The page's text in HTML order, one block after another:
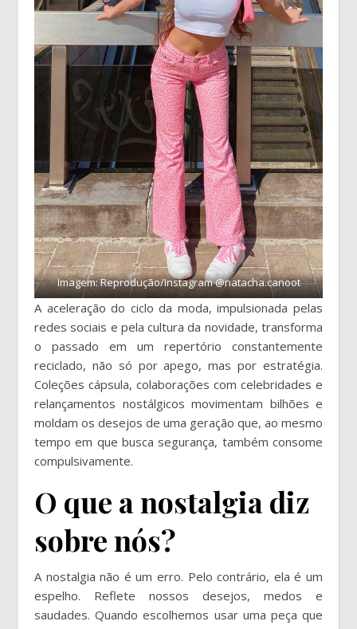
Imagem: Reprodução/Instagram @natacha.canoot
A aceleração do ciclo da moda, impulsionada pelas
redes sociais e pela cultura da novidade, transforma
o passado em um repertório constantemente
reciclado, não só por apego, mas por estratégia.
Coleções cápsula, colaborações com celebridades e
relançamentos nostálgicos movimentam bilhões e
moldam os desejos de uma geração que, ao mesmo
tempo em que busca segurança, também consome
compulsivamente.
O que a nostalgia diz
sobre nós?
A nostalgia não é um erro. Pelo contrário, ela é um
espelho. Reflete nossos desejos, medos e
saudades. Quando escolhemos usar uma peça que